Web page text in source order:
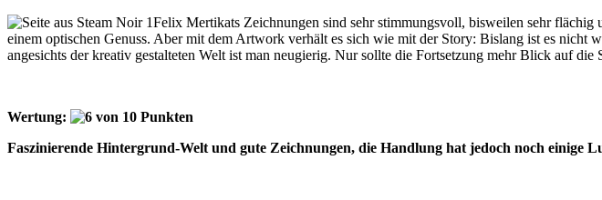
Felix Mertikats Zeichnungen sind sehr stimmungsvoll, bisweilen sehr flächig
einem optischen Genuss. Aber mit dem Artwork verhält es sich wie mit der Story: Bislang ist es nicht
angesichts der kreativ gestalteten Welt ist man neugierig. Nur sollte die Fortsetzung mehr Blick auf
Wertung:
Faszinierende Hintergrund-Welt und gute Zeichnungen, die Handlung hat jedoch noch einige